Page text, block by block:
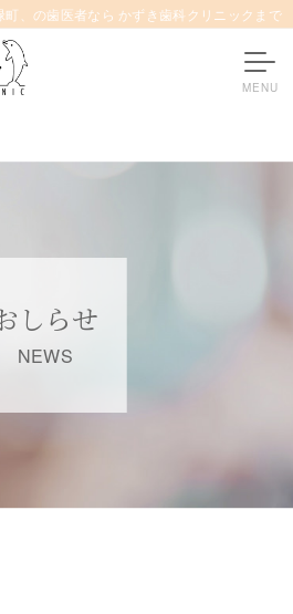
町、の歯医者なら かずき歯科クリニックまで
しらせ
NEWS